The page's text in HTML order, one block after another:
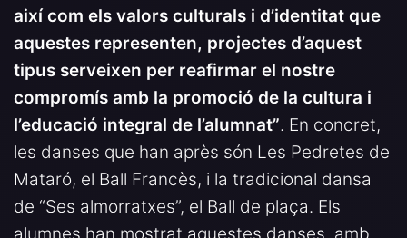
així com els valors culturals i d’identitat que
aquestes representen, projectes d’aquest
tipus serveixen per reafirmar el nostre
compromís amb la promoció de la cultura i
l’educació integral de l’alumnat”. En concret,
les danses que han après són Les Pedretes de
Mataró, el Ball Francès, i la tradicional dansa
de “Ses almorratxes”, el Ball de plaça. Els
alumnes han mostrat aquestes danses, amb